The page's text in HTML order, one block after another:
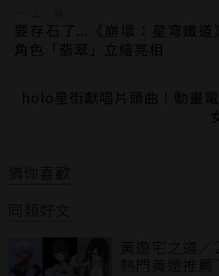
要存石了...《崩壞：星穹鐵
角色「翡翠」立繪亮相
holo星街獻唱片頭曲！動畫
猜你喜歡
同類好文
黃遊宅之道
熱門黃遊推薦